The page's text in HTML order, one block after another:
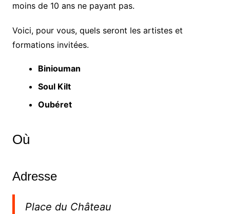
moins de 10 ans ne payant pas.
Voici, pour vous, quels seront les artistes et
formations invitées.
Biniouman
Soul Kilt
Oubéret
Où
Adresse
Place du Château